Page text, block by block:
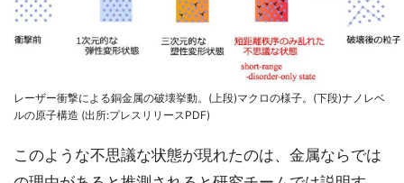
レーザー衝撃による銅金属の破壊挙動。(上段)マクロの様子。(下段)ナノレベ
ルの原子構造 (出所:プレスリリースPDF)
このような不思議な状態が現れたのは、金属ならでは